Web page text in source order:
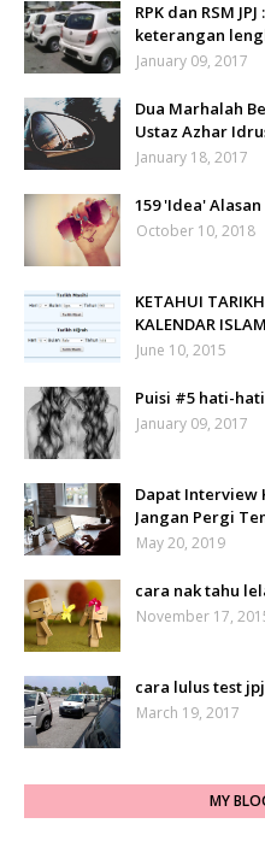
RPK dan RSM
keterangan
January 09, 2017
Dua Marhalah
Ustaz Azhar
January 18, 2017
159 'Idea'
October 10, 2018
KETAHUI
KALENDAR ISLAM
June 10, 2015
Puisi #5 hati-
January 09, 2017
Dapat Interview
Jangan Pergi
May 20, 2019
cara nak tahu
November 17,
cara lulus test
March 19, 2017
MY